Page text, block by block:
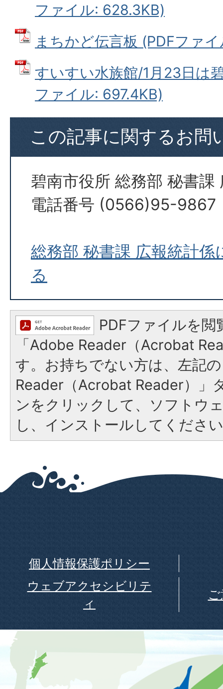
ファイル: 628.3KB)
まちかど伝言板 (PDFファ
すいすい水族館/1月23日は
ファイル: 697.4KB)
この記事に関するお問
碧南市役所 総務部 秘書課
電話番号 (0566)95-9867
総務部 秘書課 広報統計係
る
PDFファイルを閲
「Adobe Reader（Acrobat
す。お持ちでない方は、左記
Reader（Acrobat Reader）」
ンをクリックして、ソフトウ
し、インストールしてくださ
個人情報保護ポリシー
ウェブアクセシビリテ
ィ